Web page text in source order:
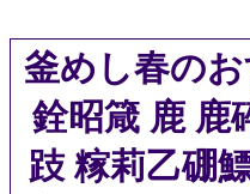
釜めし春の
銓昭箴 鹿 鹿
跂 糘莉乙硼